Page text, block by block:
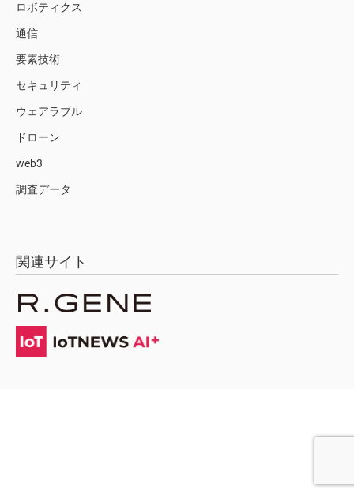
ロボティクス
通信
要素技術
セキュリティ
ウェアラブル
ドローン
web3
調査データ
関連サイト